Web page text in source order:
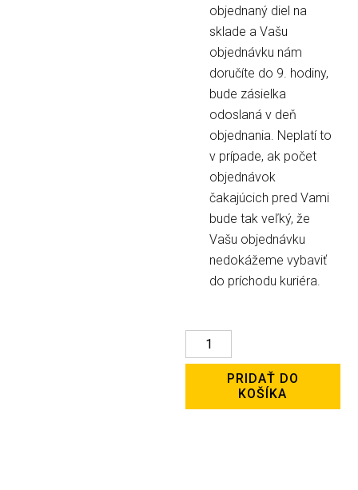
objednaný diel na
sklade a Vašu
objednávku nám
doručíte do 9. hodiny,
bude zásielka
odoslaná v deň
objednania. Neplatí to
v prípade, ak počet
objednávok
čakajúcich pred Vami
bude tak veľký, že
Vašu objednávku
nedokážeme vybaviť
do príchodu kuriéra.
množstvo
Tangenciálny
ventilátorPRIDAŤ DO
KOŠÍKA